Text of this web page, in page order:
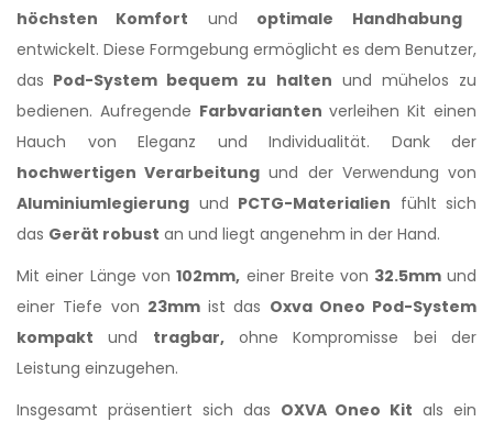
höchsten Komfort und optimale Handhabung
entwickelt. Diese Formgebung ermöglicht es dem Benutzer,
das Pod-System bequem zu halten und mühelos zu
bedienen. Aufregende Farbvarianten verleihen Kit einen
Hauch von Eleganz und Individualität. Dank der
hochwertigen Verarbeitung und der Verwendung von
Aluminiumlegierung und PCTG-Materialien fühlt sich
das Gerät robust an und liegt angenehm in der Hand.
Mit einer Länge von102mm, einer Breite von 32.5mmund
einer Tiefe von 23mmist das Oxva Oneo Pod-System
kompakt und tragbar,ohne Kompromisse bei der
Leistung einzugehen.
Insgesamt präsentiert sich das OXVA Oneo Kit als ein